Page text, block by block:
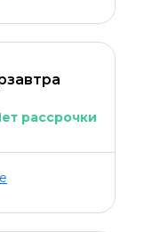
рассрочки